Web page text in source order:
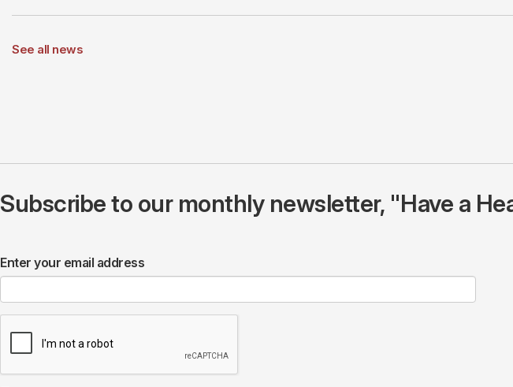
See all news
Subscribe to our monthly newsletter, "Have a
Enter your email address